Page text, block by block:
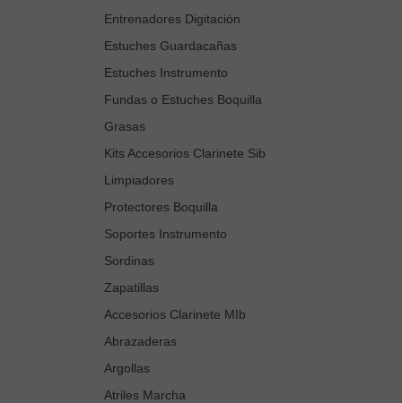
Entrenadores Digitación
Estuches Guardacañas
Estuches Instrumento
Fundas o Estuches Boquilla
Grasas
Kits Accesorios Clarinete Sib
Limpiadores
Protectores Boquilla
Soportes Instrumento
Sordinas
Zapatillas
Accesorios Clarinete MIb
Abrazaderas
Argollas
Atriles Marcha